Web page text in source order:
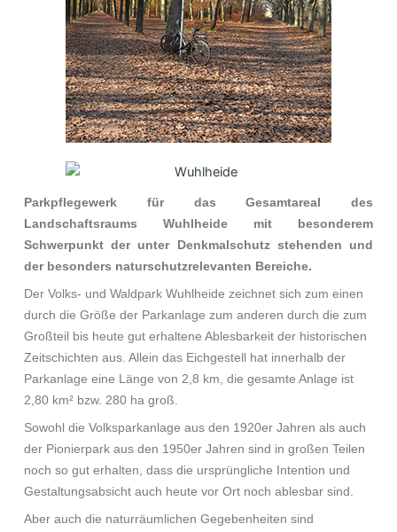
Parkpflegewerk für das Gesamtareal des
Landschaftsraums Wuhlheide mit besonderem
Schwerpunkt der unter Denkmalschutz stehenden und
der besonders naturschutzrelevanten Bereiche.
Der Volks- und Waldpark Wuhlheide zeichnet sich zum einen
durch die Größe der Parkanlage zum anderen durch die zum
Großteil bis heute gut erhaltene Ablesbarkeit der historischen
Zeitschichten aus. Allein das Eichgestell hat innerhalb der
Parkanlage eine Länge von 2,8 km, die gesamte Anlage ist
2,80 km² bzw. 280 ha groß.
Sowohl die Volksparkanlage aus den 1920er Jahren als auch
der Pionierpark aus den 1950er Jahren sind in großen Teilen
noch so gut erhalten, dass die ursprüngliche Intention und
Gestaltungsabsicht auch heute vor Ort noch ablesbar sind.
Aber auch die naturräumlichen Gegebenheiten sind